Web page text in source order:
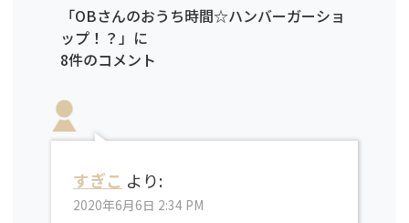
「OBさんのおうち時間☆ハンバーガーショ
ップ！？」に
8件のコメント
すぎこ より:
2020年6月6日 2:34 PM